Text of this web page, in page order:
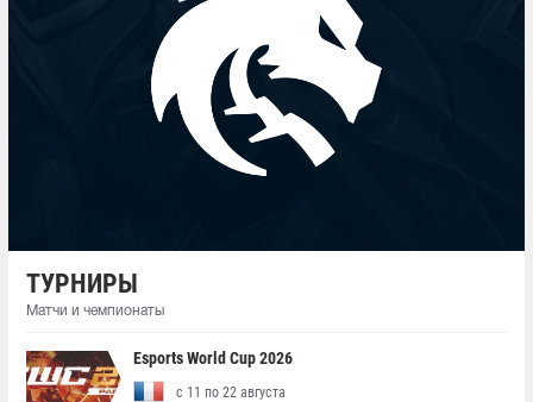
ТУРНИРЫ
Матчи и чемпионаты
Esports World Cup 2026
с 11 по 22 августа